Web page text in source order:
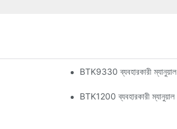
BTK9330 ব্যবহারকারী ম্যানুয়াল
BTK1200 ব্যবহারকারী ম্যানুয়াল